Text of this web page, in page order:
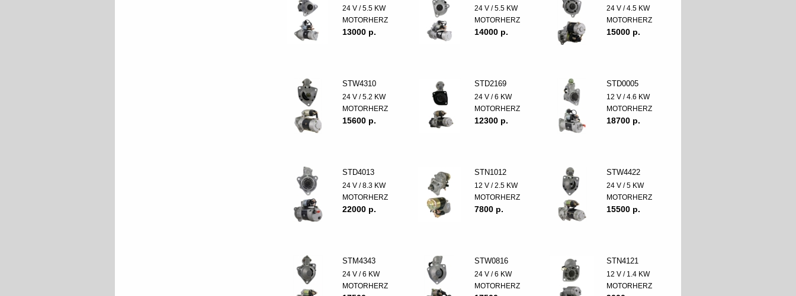
24 V / 5.5 KW
MOTORHERZ
13000 p.
24 V / 5.5 KW
MOTORHERZ
14000 p.
24 V / 4.5 KW
MOTORHERZ
15000 p.
STW4310
24 V / 5.2 KW
MOTORHERZ
15600 p.
STD2169
24 V / 6 KW
MOTORHERZ
12300 p.
STD0005
12 V / 4.6 KW
MOTORHERZ
18700 p.
STD4013
24 V / 8.3 KW
MOTORHERZ
22000 p.
STN1012
12 V / 2.5 KW
MOTORHERZ
7800 p.
STW4422
24 V / 5 KW
MOTORHERZ
15500 p.
STM4343
24 V / 6 KW
MOTORHERZ
STW0816
24 V / 6 KW
MOTORHERZ
STN4121
12 V / 1.4 KW
MOTORHERZ